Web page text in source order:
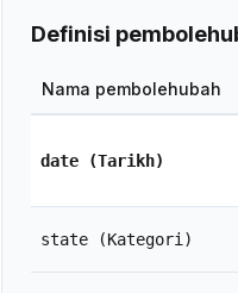
Definisi
Nama pembolehubah
date (Tarikh)
state (Kategori)